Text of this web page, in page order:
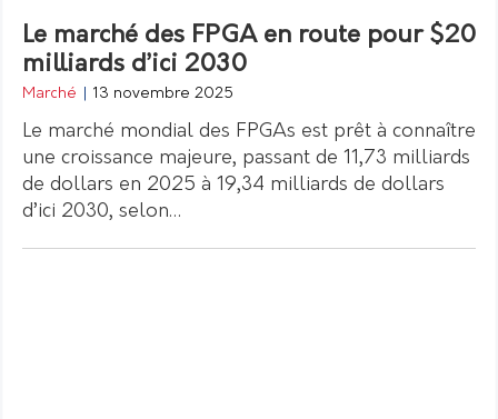
Le marché des FPGA en route pour $20
milliards d’ici 2030
Marché 13 novembre 2025
Le marché mondial des FPGAs est prêt à connaître
une croissance majeure, passant de 11,73 milliards
de dollars en 2025 à 19,34 milliards de dollars
d’ici 2030, selon…